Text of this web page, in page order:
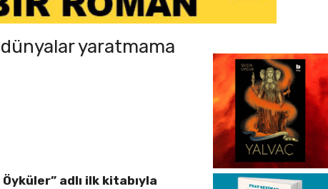
yaratmama
Öyküler” adlı ilk kitabıyla